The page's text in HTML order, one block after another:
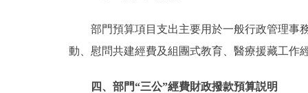
部門預算項目支出主要用於一般行政管理事務
動、慰問共建經費及組團式教育、醫療援藏工作
四、部門“三公”經費財政撥款預算説明